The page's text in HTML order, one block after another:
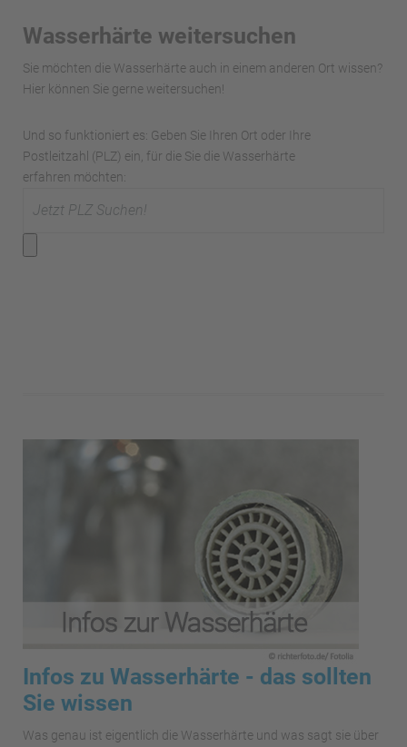
Wasserhärte weitersuchen
Sie möchten die Wasserhärte auch in einem anderen Ort wissen?
Hier können Sie gerne weitersuchen!
Und so funktioniert es: Geben Sie Ihren Ort oder Ihre
Postleitzahl (PLZ) ein, für die Sie die Wasserhärte
erfahren möchten:
Infos zu Wasserhärte - das sollten
Sie wissen
Was genau ist eigentlich die Wasserhärte und was sagt sie über